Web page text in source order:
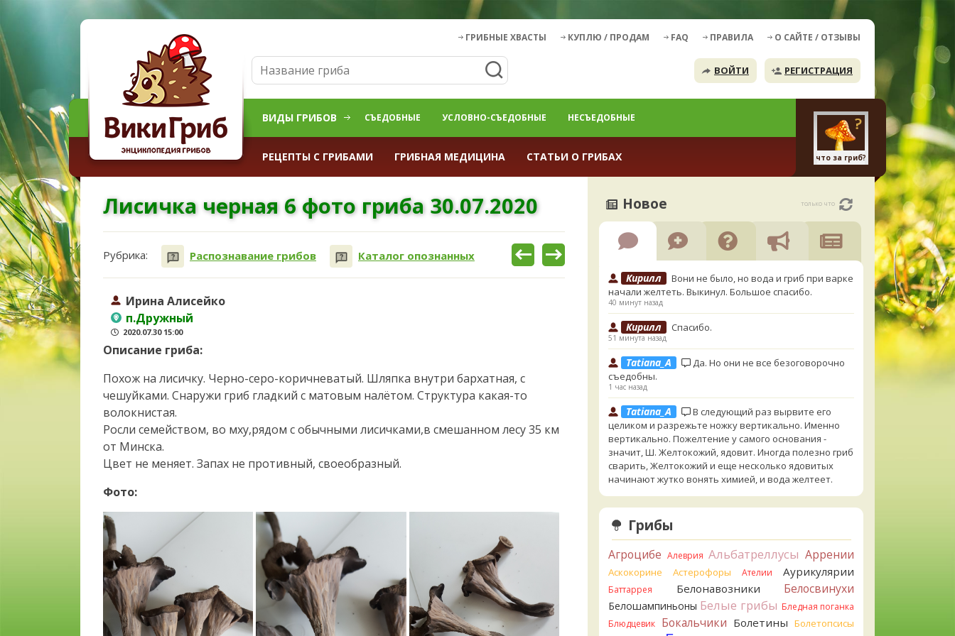
ГРИБНЫЕ ХВАСТЫ КУПЛЮ / ПРОДАМ FAQ ПРАВИЛА О САЙТЕ / ОТЗЫВЫ
ВОЙТИ РЕГИСТРАЦИЯ
ВИДЫ ГРИБОВ СЪЕДОБНЫЕ УСЛОВНО-СЪЕДОБНЫЕ НЕСЪЕДОБНЫЕ
РЕЦЕПТЫ С ГРИБАМИ ГРИБНАЯ МЕДИЦИНА СТАТЬИ О ГРИБАХ что за гриб?
Лисичка черная 6 фото гриба 30.07.2020
Рубрика: Распознавание грибов Каталог опознанных
Ирина Алисейко
п.Дружный
2020.07.30 15:00
Описание гриба:
Похож на лисичку. Черно-серо-коричневатый. Шляпка внутри бархатная, с
чешуйками. Снаружи гриб гладкий с матовым налётом. Структура какая-то
волокнистая.
Росли семейством, во мху,рядом с обычными лисичками,в смешанном лесу 35 км
от Минска.
Цвет не меняет. Запах не противный, своеобразный.
Фото:
Новое только что
Кирилл
Вони не было, но вода и гриб при варке
начали желтеть. Выкинул. Большое спасибо.
40 минут назад
Кирилл Спасибо.
51 минута назад
Tatiana_A
Да. Но они не все безоговорочно
съедобны.
1 час назад
Tatiana_A
В следующий раз вырвите его
целиком и разрежьте ножку вертикально. Именно
вертикально. Пожелтение у самого основания -
значит, Ш. Желтокожий, ядовит. Иногда полезно гриб
сварить, Желтокожий и еще несколько ядовитых
начинают жутко вонять химией, и вода желтеет.
уверенным, что это сыроежки? Полости в ножке нет,
но центральная часть видно, что другого цвета
немного. Изменения цвета на срезе нет. Росли на
опушке под не старым дубом. Кожица со шляпки
вообще не снимается, вместо этого обламываются
края шляпки.
1 час назад
Кирилл
Спасибо, а определить вид
Грибы
Агроцибе Алеврия Альбатреллусы Аррении
Аскокорине Астерофоры Ателии Аурикулярии
Баттаррея Белонавозники Белосвинухи
Белошампиньоны Белые грибы Бледная поганка
Блюдцевик
Бокальчики Болетины Болетопсисы